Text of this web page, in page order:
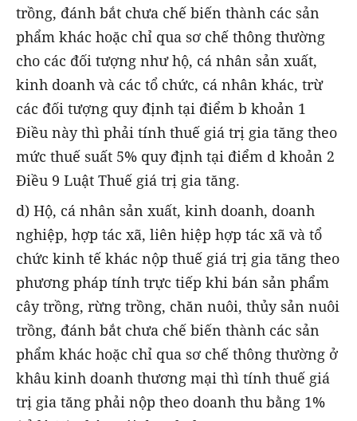
trồng, đánh bắt chưa chế biến thành các sản
phẩm khác hoặc chỉ qua sơ chế thông thường
cho các đối tượng như hộ, cá nhân sản xuất,
kinh doanh và các tổ chức, cá nhân khác, trừ
các đối tượng quy định tại điểm b khoản 1
Điều này thì phải tính thuế giá trị gia tăng theo
mức thuế suất 5% quy định tại điểm d khoản 2
Điều 9 Luật Thuế giá trị gia tăng.
d) Hộ, cá nhân sản xuất, kinh doanh, doanh
nghiệp, hợp tác xã, liên hiệp hợp tác xã và tổ
chức kinh tế khác nộp thuế giá trị gia tăng theo
phương pháp tính trực tiếp khi bán sản phẩm
cây trồng, rừng trồng, chăn nuôi, thủy sản nuôi
trồng, đánh bắt chưa chế biến thành các sản
phẩm khác hoặc chỉ qua sơ chế thông thường ở
khâu kinh doanh thương mại thì tính thuế giá
trị gia tăng phải nộp theo doanh thu bằng 1%